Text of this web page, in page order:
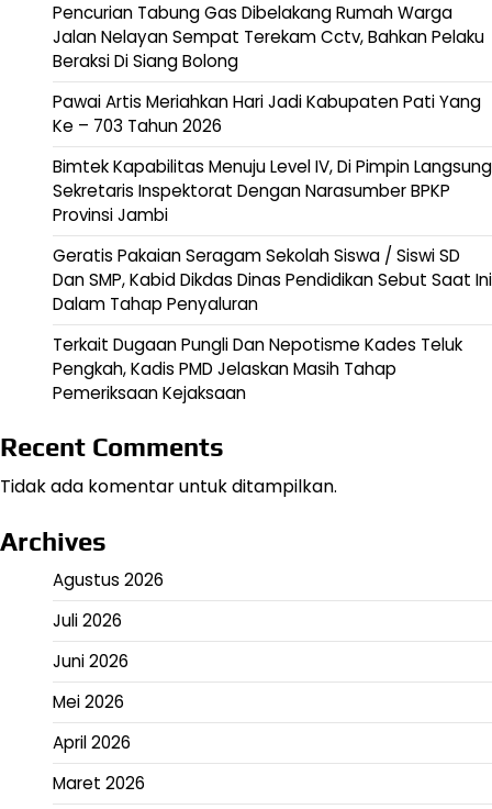
Pencurian Tabung Gas Dibelakang Rumah Warga
Jalan Nelayan Sempat Terekam Cctv, Bahkan Pelaku
Beraksi Di Siang Bolong
Pawai Artis Meriahkan Hari Jadi Kabupaten Pati Yang
Ke – 703 Tahun 2026
Bimtek Kapabilitas Menuju Level IV, Di Pimpin Langsung
Sekretaris Inspektorat Dengan Narasumber BPKP
Provinsi Jambi
Geratis Pakaian Seragam Sekolah Siswa / Siswi SD
Dan SMP, Kabid Dikdas Dinas Pendidikan Sebut Saat Ini
Dalam Tahap Penyaluran
Terkait Dugaan Pungli Dan Nepotisme Kades Teluk
Pengkah, Kadis PMD Jelaskan Masih Tahap
Pemeriksaan Kejaksaan
Recent Comments
Tidak ada komentar untuk ditampilkan.
Archives
Agustus 2026
Juli 2026
Juni 2026
Mei 2026
April 2026
Maret 2026